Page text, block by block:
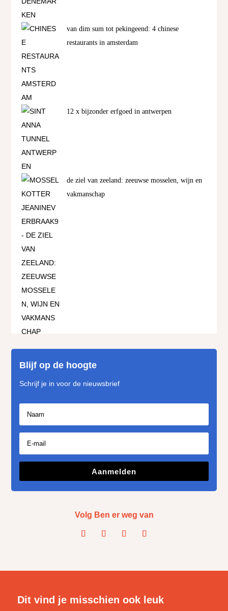
van dim sum tot pekingeend: 4 chinese
restaurants in amsterdam
12 x bijzonder erfgoed in antwerpen
de ziel van zeeland: zeeuwse mosselen, wijn en
vakmanschap
Blijf op de hoogte
Schrijf je in voor de nieuwsbrief
Aanmelden
Volg Ben er weg van
Dit vind je misschien ook leuk